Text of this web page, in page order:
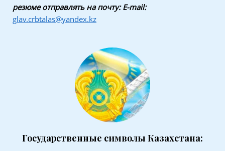
резюме отправлять на почту: E-mail:
glav.crbtalas@yandex.kz
Государственные символы Казахстана: